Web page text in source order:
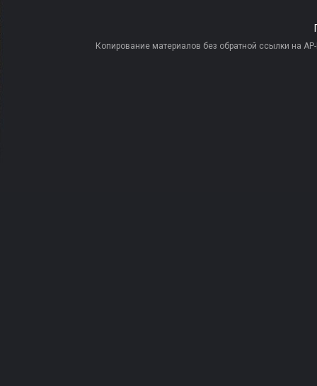
Копирование материалов без обратной ссылки на